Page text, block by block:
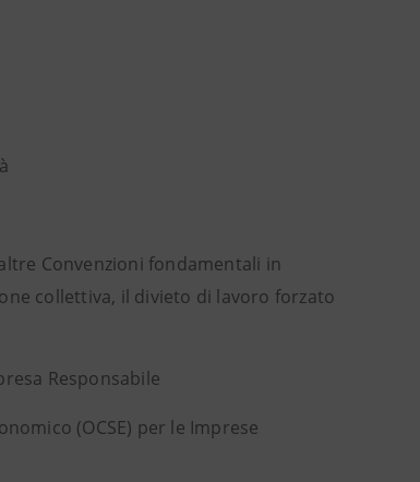
Convenzioni fondamentali in
collettiva, il divieto di lavoro forzato
Responsabile
(OCSE) per le Imprese